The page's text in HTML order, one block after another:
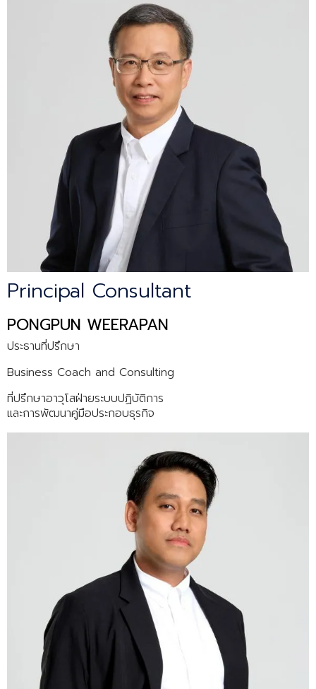
Principal Consultant
PONGPUN WEERAPAN
ประธานที่ปรึกษา
Business Coach and Consulting
ที่ปรึกษาอาวุโสฝ่ายระบบปฏิบัติการ
และการพัฒนาคู่มือประกอบธุรกิจ